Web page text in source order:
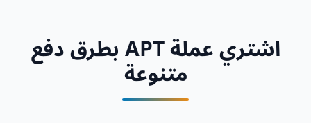
اشتري عملة APT بطرق دفع
متنوعة